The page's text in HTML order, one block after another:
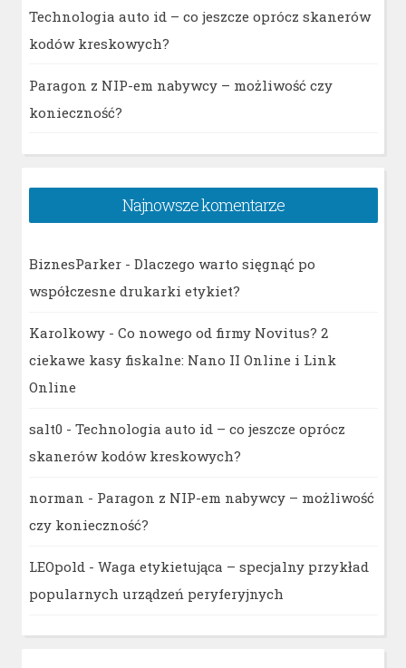
Technologia auto id – co jeszcze oprócz skanerów
kodów kreskowych?
Paragon z NIP-em nabywcy – możliwość czy
konieczność?
Najnowsze komentarze
BiznesParker- Dlaczego warto sięgnąć po
współczesne drukarki etykiet?
Karolkowy- Co nowego od firmy Novitus? 2
ciekawe kasy fiskalne: Nano II Online i Link
Online
salt0- Technologia auto id – co jeszcze oprócz
skanerów kodów kreskowych?
norman - Paragon z NIP-em nabywcy – możliwość
czy konieczność?
LEOpold- Waga etykietująca – specjalny przykład
popularnych urządzeń peryferyjnych